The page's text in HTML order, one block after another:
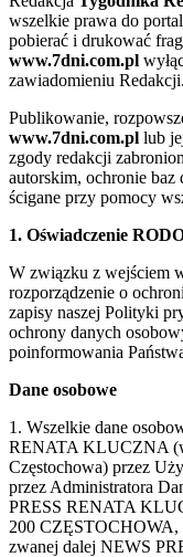
wszelkie prawa do
pobierać i drukować
www.7dni.com.pl
zawiadomieniu Redakcji.
Publikowanie,
www.7dni.com.pl lub
zgody redakcji
autorskim, ochronie
ścigane przy pomocy
1. Oświadczenie
W związku z wejściem
rozporządzenie o
zapisy naszej Polityki
ochrony danych
poinformowania
Dane osobowe
1. Wszelkie dane
RENATA KLUCZNA
Częstochowa) przez
przez Administratora
PRESS RENATA
200 CZĘSTOCHOWA,
zwanej dalej NEWS